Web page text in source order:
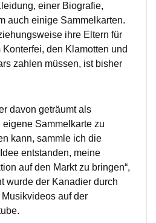
einer Biografie,
auch einige Sammelkarten.
ihre Eltern für
den Klamotten und
zahlen müssen, ist bisher
davon geträumt als
Sammelkarte zu
kann, sammle ich die
entstanden, meine
auf den Markt zu bringen“,
wurde der Kanadier durch
auf der